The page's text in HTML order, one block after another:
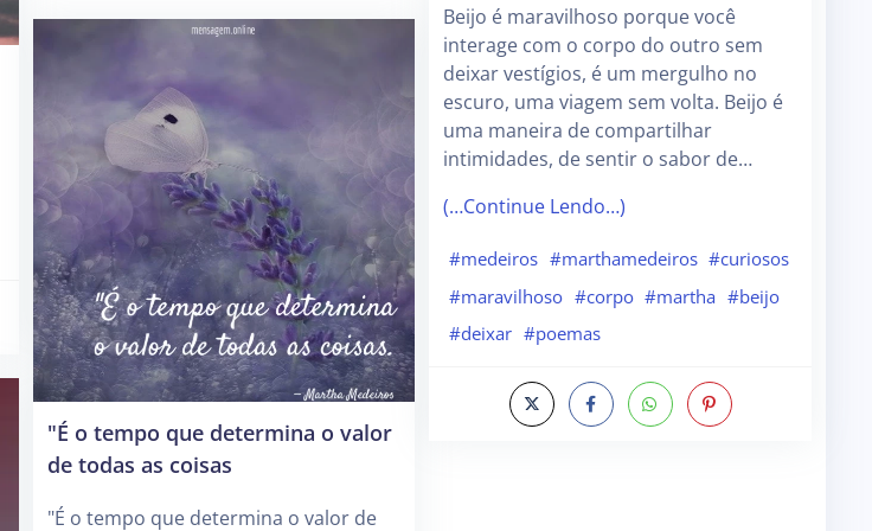
‎"É o tempo que determina o valor
de todas as coisas
‎"É o tempo que determina o valor de
Beijo é maravilhoso porque você
interage com o corpo do outro sem
deixar vestígios, é um mergulho no
escuro, uma viagem sem volta. Beijo é
uma maneira de compartilhar
intimidades, de sentir o sabor de…
(…Continue Lendo…)
#medeiros #marthamedeiros #curiosos
#maravilhoso #corpo #martha #beijo
#deixar #poemas